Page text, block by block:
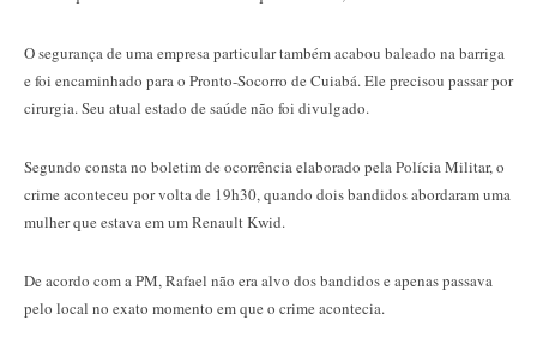
O segurança de uma empresa particular também acabou baleado na barriga
e foi encaminhado para o Pronto-Socorro de Cuiabá. Ele precisou passar por
cirurgia. Seu atual estado de saúde não foi divulgado.
Segundo consta no boletim de ocorrência elaborado pela Polícia Militar, o
crime aconteceu por volta de 19h30, quando dois bandidos abordaram uma
mulher que estava em um Renault Kwid.
De acordo com a PM, Rafael não era alvo dos bandidos e apenas passava
pelo local no exato momento em que o crime acontecia.